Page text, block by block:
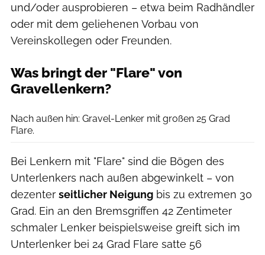
und/oder ausprobieren – etwa beim Radhändler
oder mit dem geliehenen Vorbau von
Vereinskollegen oder Freunden.
Was bringt der "Flare" von
Gravellenkern?
Nach außen hin: Gravel-Lenker mit großen 25 Grad
Flare.
Bei Lenkern mit "Flare" sind die Bögen des
Unterlenkers nach außen abgewinkelt – von
dezenter seitlicher Neigung bis zu extremen 30
Grad. Ein an den Bremsgriffen 42 Zentimeter
schmaler Lenker beispielsweise greift sich im
Unterlenker bei 24 Grad Flare satte 56